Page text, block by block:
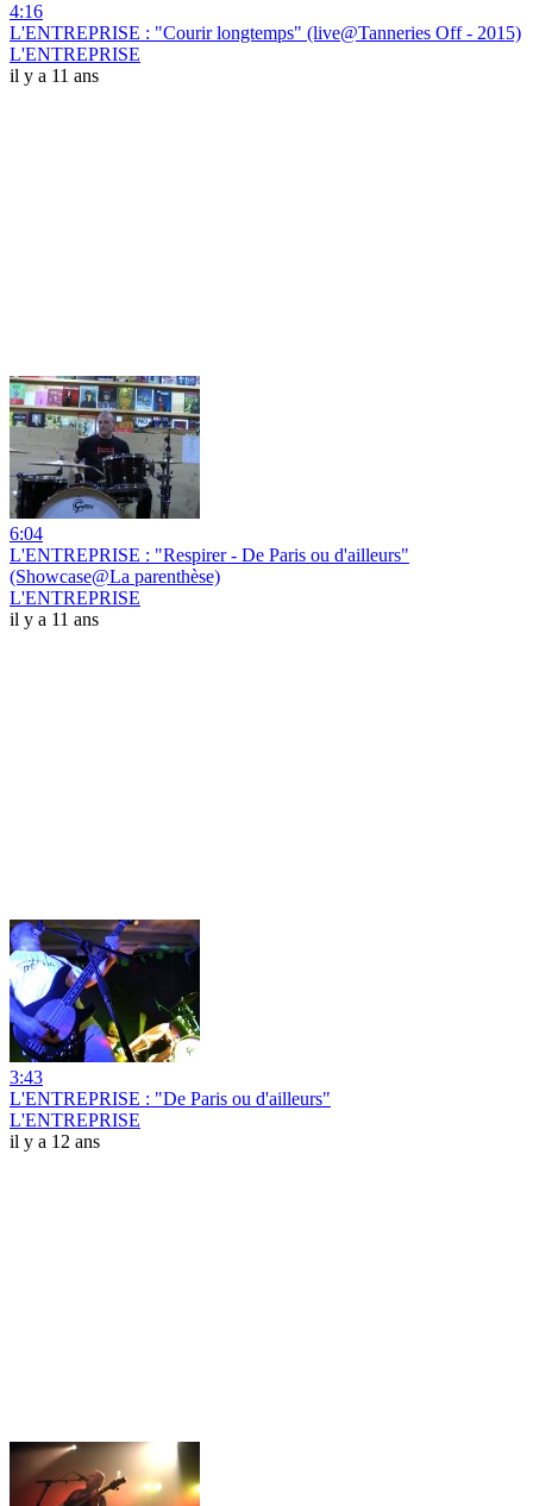
4:16
L'ENTREPRISE : "Courir longtemps" (live@Tanneries Off - 2015)
L'ENTREPRISE
il y a 11 ans
6:04
L'ENTREPRISE : "Respirer - De Paris ou d'ailleurs"
(Showcase@La parenthèse)
L'ENTREPRISE
il y a 11 ans
3:43
L'ENTREPRISE : "De Paris ou d'ailleurs"
L'ENTREPRISE
il y a 12 ans